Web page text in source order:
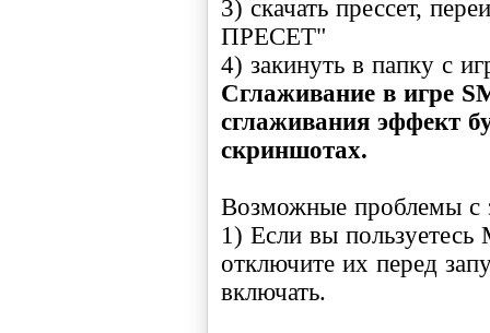
3) скачать прессет,
ПРЕСЕТ"
Сглаживание в игре
сглаживания эффект
скриншотах.
Возможные проблемы с
1) Если вы
отключите их перед
включать.